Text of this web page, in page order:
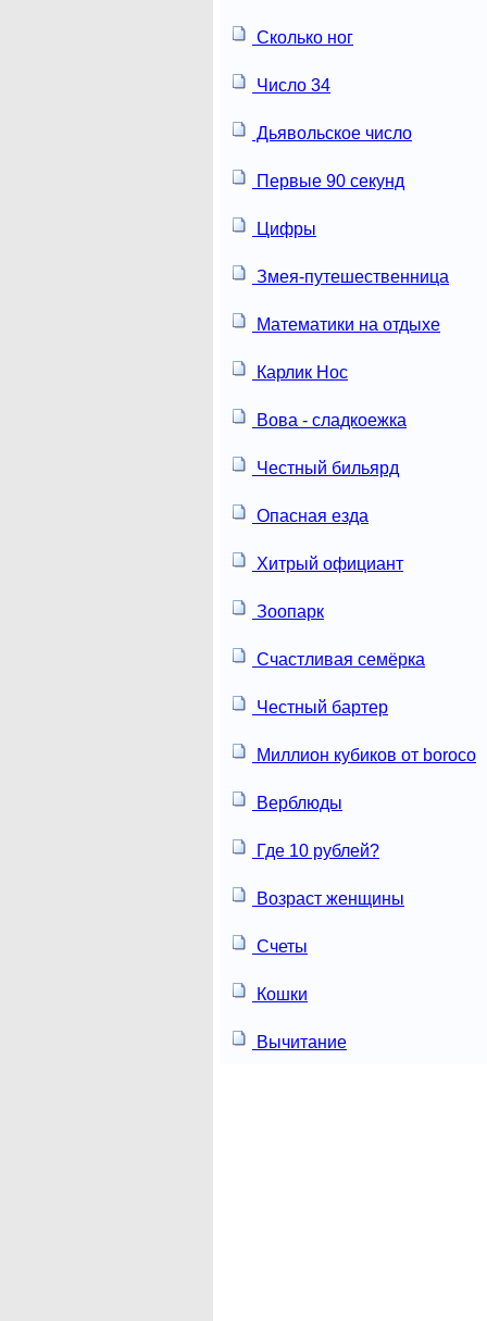
Сколько ног
Число 34
Дьявольское число
Первые 90 секунд
Цифры
Змея-путешественница
Математики на отдыхе
Карлик Нос
Вова - сладкоежка
Честный бильярд
Опасная езда
Хитрый официант
Зоопарк
Счастливая семёрка
Честный бартер
Миллион кубиков от boroco
Верблюды
Где 10 рублей?
Возраст женщины
Счеты
Кошки
Вычитание